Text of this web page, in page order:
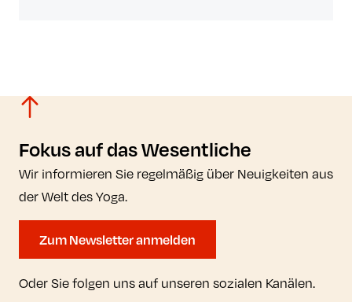
Fokus auf das Wesentliche
Wir informieren Sie regelmäßig über Neuigkeiten aus
der Welt des Yoga.
Zum Newsletter anmelden
Oder Sie folgen uns auf unseren sozialen Kanälen.